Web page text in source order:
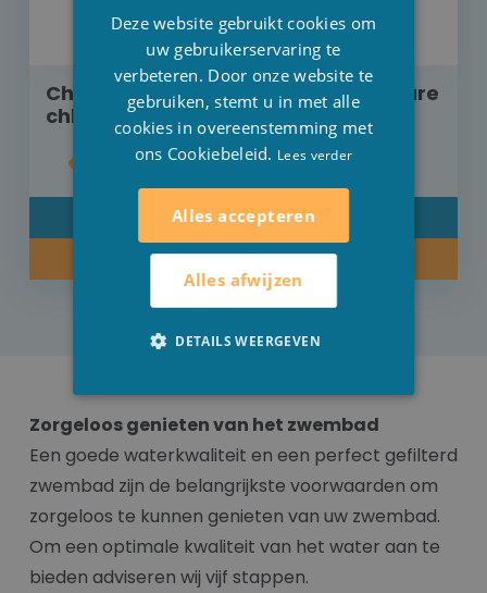
Chloordoseerder Intex voor regelbare
chloorafgifte
€ 5,50
DETAIL
KOOP NU
Zorgeloos genieten van het zwembad
Een goede waterkwaliteit en een perfect gefilterd
zwembad zijn de belangrijkste voorwaarden om
zorgeloos te kunnen genieten van uw zwembad.
Om een optimale kwaliteit van het water aan te
bieden adviseren wij vijf stappen.
ENGLISH
Deze website gebruikt cookies om
uw gebruikerservaring te
verbeteren. Door onze website te
gebruiken, stemt u in met alle
cookies in overeenstemming met
ons Cookiebeleid. Lees verder
Alles accepteren
Alles afwijzen
DETAILS WEERGEVEN